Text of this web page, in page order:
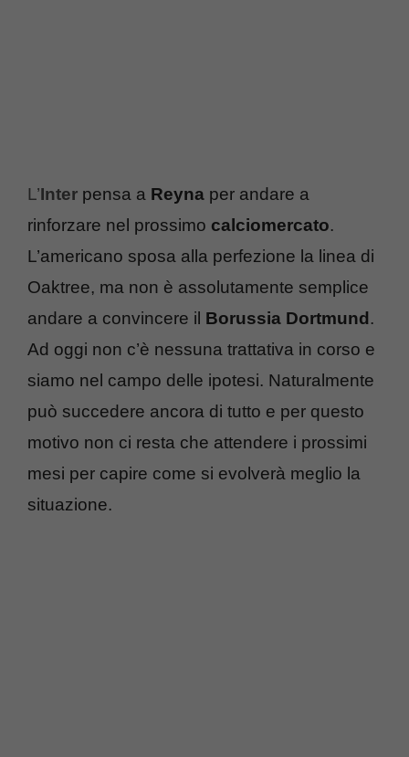
L’Inter pensa a Reyna per andare a
rinforzare nel prossimo calciomercato.
L’americano sposa alla perfezione la linea di
Oaktree, ma non è assolutamente semplice
andare a convincere il Borussia Dortmund .
Ad oggi non c’è nessuna trattativa in corso e
siamo nel campo delle ipotesi. Naturalmente
può succedere ancora di tutto e per questo
motivo non ci resta che attendere i prossimi
mesi per capire come si evolverà meglio la
situazione.